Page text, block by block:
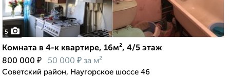
5
Комната в 4-к квартире, 16м², 4/5 этаж
800 000 ₽ 50 000 ₽ за м²
Советский район, Наугорское шоссе 46